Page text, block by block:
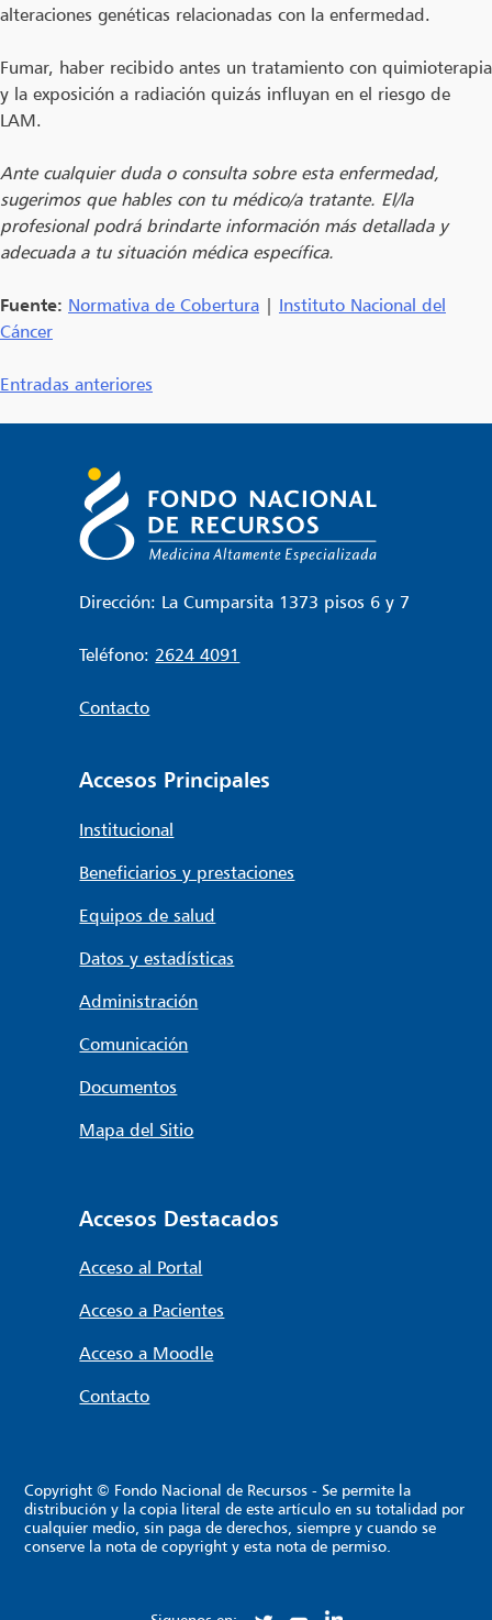
alteraciones genéticas relacionadas con la enfermedad.
Fumar, haber recibido antes un tratamiento con quimioterapia
y la exposición a radiación quizás influyan en el riesgo de
LAM.
Ante cualquier duda o consulta sobre esta enfermedad,
sugerimos que hables con tu médico/a tratante. El/la
profesional podrá brindarte información más detallada y
adecuada a tu situación médica específica.
Fuente: Normativa de Cobertura | Instituto Nacional del
Cáncer
Navegación
de
entradas
Entradas anteriores
Dirección: La Cumparsita 1373 pisos 6 y 7
Teléfono: 2624 4091
Contacto
Accesos Principales
Institucional
Beneficiarios y prestaciones
Equipos de salud
Datos y estadísticas
Administración
Comunicación
Documentos
Mapa del Sitio
Accesos Destacados
Acceso al Portal
Acceso a Pacientes
Acceso a Moodle
Contacto
Copyright © Fondo Nacional de Recursos - Se permite la
distribución y la copia literal de este artículo en su totalidad por
cualquier medio, sin paga de derechos, siempre y cuando se
conserve la nota de copyright y esta nota de permiso.